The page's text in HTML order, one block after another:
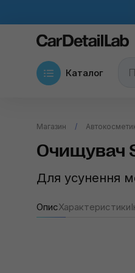
Каталог
Магазин
Очищувач
Для усунення
ОписХарактеристики